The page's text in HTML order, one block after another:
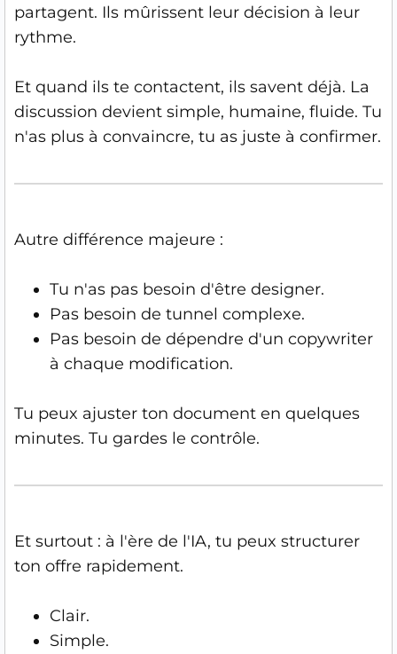
partagent. Ils mûrissent leur décision à leur
rythme.
Et quand ils te contactent, ils savent déjà. La
discussion devient simple, humaine, fluide. Tu
n'as plus à convaincre, tu as juste à confirmer.
Autre différence majeure :
Tu n'as pas besoin d'être designer.
Pas besoin de tunnel complexe.
Pas besoin de dépendre d'un copywriter
à chaque modification.
Tu peux ajuster ton document en quelques
minutes. Tu gardes le contrôle.
Et surtout : à l'ère de l'IA, tu peux structurer
ton offre rapidement.
Clair.
Simple.